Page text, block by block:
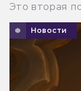
Это вторая
Новости